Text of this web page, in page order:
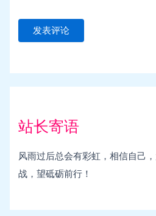
站长寄语
风雨过后总会有彩虹，相信自己
战，望砥砺前行！